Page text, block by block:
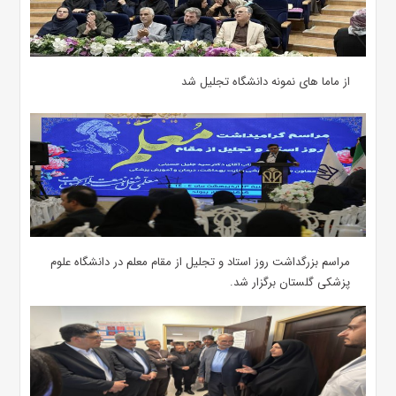
از ماما های نمونه دانشگاه تجلیل شد
مراسم بزرگداشت روز استاد و تجلیل از مقام معلم در دانشگاه علوم
پزشکی گلستان برگزار شد.‌